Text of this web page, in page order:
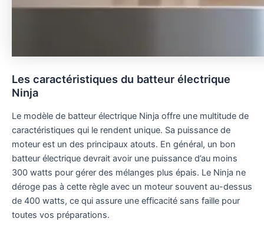
Les caractéristiques du batteur électrique
Ninja
Le modèle de batteur électrique Ninja offre une multitude de
caractéristiques qui le rendent unique. Sa puissance de
moteur est un des principaux atouts. En général, un bon
batteur électrique devrait avoir une puissance d’au moins
300 watts pour gérer des mélanges plus épais. Le Ninja ne
déroge pas à cette règle avec un moteur souvent au-dessus
de 400 watts, ce qui assure une efficacité sans faille pour
toutes vos préparations.